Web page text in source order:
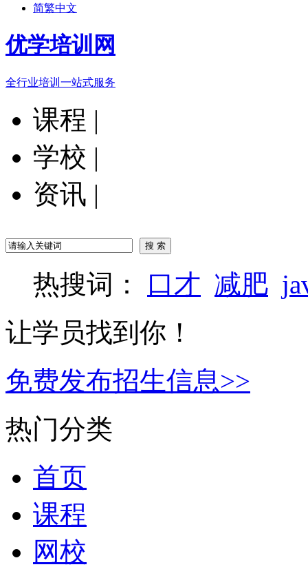
简繁中文
优学培训网
全行业培训一站式服务
课程 |
学校 |
资讯 |
热搜词： 口才 减肥
让学员找到你！
免费发布招生信息>>
热门分类
首页
课程
网校